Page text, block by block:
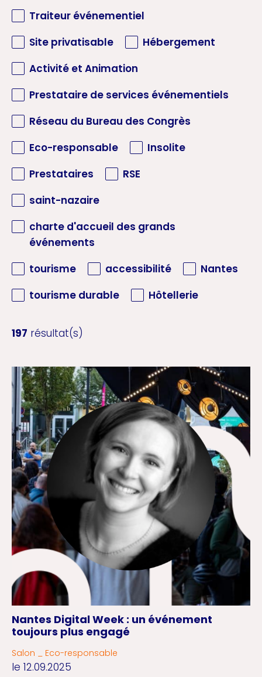
Traiteur événementiel
Site privatisable
Hébergement
Activité et Animation
Prestataire de services événementiels
Réseau du Bureau des Congrès
Eco-responsable
Insolite
Prestataires
RSE
saint-nazaire
charte d'accueil des grands
événements
tourisme
accessibilité
Nantes
tourisme durable
Hôtellerie
197 résultat(s)
Nantes Digital Week : un événement
toujours plus engagé
Salon _ Eco-responsable
le 12.09.2025